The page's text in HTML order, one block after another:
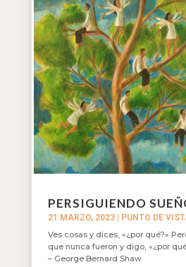
PERSIGUIENDO
21 MARZO, 2023| PUNTO DE
Ves cosas y dices, «¿por qué?»
que nunca fueron y digo, «¿por qué
– George Bernard Shaw